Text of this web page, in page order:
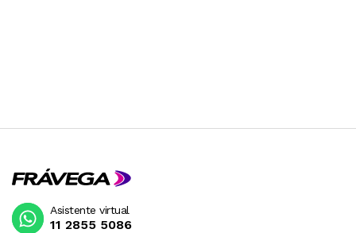
Asistente virtual
11 2855 5086